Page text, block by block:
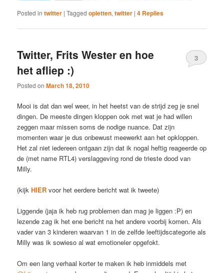
Posted in twitter |Tagged opletten,twitter |4 Replies
Twitter, Frits Wester en hoe
het afliep :)
Posted onMarch 18, 2010
3
Mooi is dat dan wel weer, in het heetst van de strijd zeg je snel
dingen. De meeste dingen kloppen ook met wat je had willen
zeggen maar missen soms de nodige nuance. Dat zijn
momenten waar je dus onbewust meewerkt aan het opkloppen.
Het zal niet iedereen ontgaan zijn dat ik nogal heftig reageerde op
de (met name RTL4) verslaggeving rond de trieste dood van
Milly.
(kijkHIER voor het eerdere bericht wat ik tweete)
Liggende (jaja ik heb rug problemen dan mag je liggen :P) en
lezende zag ik het ene bericht na het andere voorbij komen. Als
vader van 3 kinderen waarvan 1 in de zelfde leeftijdscategorie als
Milly was ik sowieso al wat emotioneler opgefokt.
Om een lang verhaal korter te maken ik heb inmiddels met